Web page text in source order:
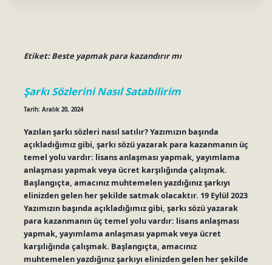
Etiket:Beste yapmak para kazandırır mı
Şarkı Sözlerini Nasıl Satabilirim
Tarih: Aralık 20, 2024
Yazılan şarkı sözleri nasıl satılır? Yazımızın başında
açıkladığımız gibi, şarkı sözü yazarak para kazanmanın üç
temel yolu vardır: lisans anlaşması yapmak, yayımlama
anlaşması yapmak veya ücret karşılığında çalışmak.
Başlangıçta, amacınız muhtemelen yazdığınız şarkıyı
elinizden gelen her şekilde satmak olacaktır. 19 Eylül 2023
Yazımızın başında açıkladığımız gibi, şarkı sözü yazarak
para kazanmanın üç temel yolu vardır: lisans anlaşması
yapmak, yayımlama anlaşması yapmak veya ücret
karşılığında çalışmak. Başlangıçta, amacınız
muhtemelen yazdığınız şarkıyı elinizden gelen her şekilde